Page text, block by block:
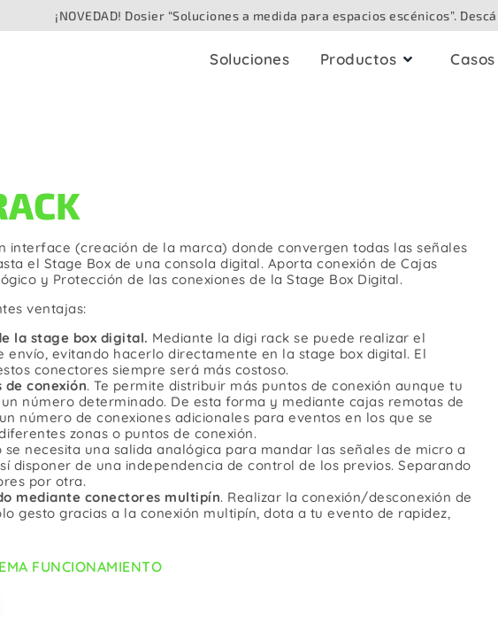
¡NOVEDAD! Dosier “Soluciones a medida para espacios escénicos”.
Soluciones Productos
Speaker
De Vídeo / Cámara
De Iluminación / DMX
De Corriente
Para suelo
Para exteriores
Para paredes
interface (creación de la marca) donde convergen todas las señales
el Stage Box de una consola digital. Aporta conexión de Cajas
y Protección de las conexiones de la Stage Box Digital.
ventajas:
la stage box digital. Mediante la digi rack se puede realizar el
envío, evitando hacerlo directamente en la stage box digital. El
conectores siempre será más costoso.
conexión. Te permite distribuir más puntos de conexión aunque tu
número determinado. De esta forma y mediante cajas remotas de
número de conexiones adicionales para eventos en los que se
zonas o puntos de conexión.
se necesita una salida analógica para mandar las señales de micro a
disponer de una independencia de control de los previos. Separando
por otra.
mediante conectores multipín. Realizar la conexión/desconexión de
gesto gracias a la conexión multipín, dota a tu evento de rapidez,
FUNCIONAMIENTO